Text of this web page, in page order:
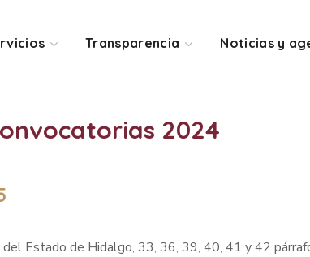
Transparencia Noticias y
2024
Estado de Hidalgo, 33, 36, 39, 40, 41 y 42